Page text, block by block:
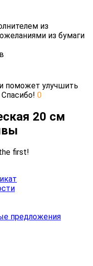
из
из бумаги
поможет улучшить
0
20 см
first!
предложения